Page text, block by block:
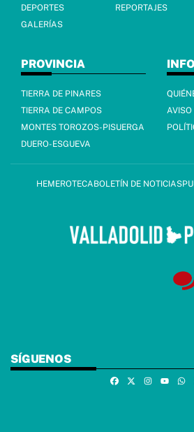
DEPORTES
REPORTAJES
GALERÍAS
PROVINCIA
TIERRA DE PINARES
TIERRA DE CAMPOS
MONTES TOROZOS-PISUERGA
DUERO-ESGUEVA
HEMEROTECABOLETÍN DE NOTICIAS
SÍGUENOS
FacebookInstagram